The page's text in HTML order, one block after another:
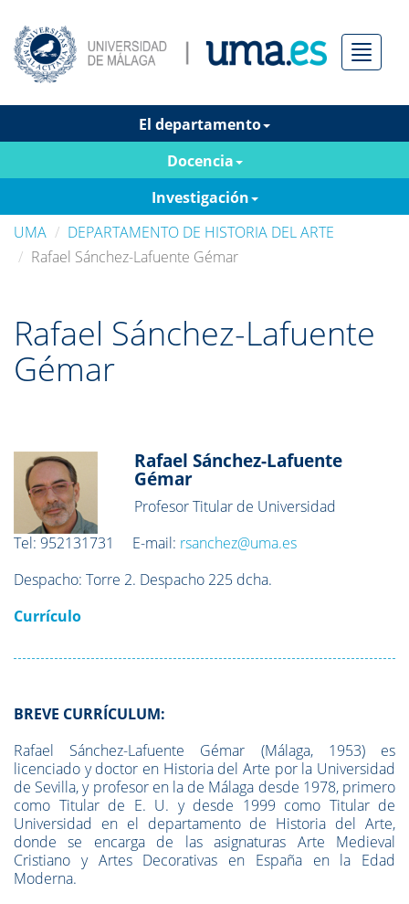
Menú
El departamento
Docencia
Investigación
UMA
DEPARTAMENTO DE HISTORIA DEL ARTE
Rafael Sánchez-Lafuente Gémar
Rafael Sánchez-Lafuente
Gémar
Rafael Sánchez-Lafuente
Gémar
Profesor Titular de Universidad
Tel: 952131731 E-mail: rsanchez@uma.es
Despacho: Torre 2. Despacho 225 dcha.
Currículo
BREVE CURRÍCULUM:
Rafael Sánchez-Lafuente Gémar (Málaga, 1953) es
licenciado y doctor en Historia del Arte por la Universidad
de Sevilla, y profesor en la de Málaga desde 1978, primero
como Titular de E. U. y desde 1999 como Titular de
Universidad en el departamento de Historia del Arte,
donde se encarga de las asignaturas Arte Medieval
Cristiano y Artes Decorativas en España en la Edad
Moderna.